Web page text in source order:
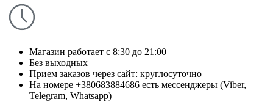
Магазин работает с 8:30 до 21:00
Без выходных
Прием заказов через сайт: круглосуточно
На номере +380683884686 есть мессенджеры (Viber,
Telegram, Whatsapp)